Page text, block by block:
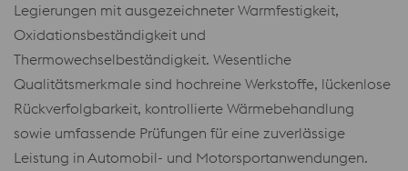
Legierungen mit ausgezeichneter Warmfestigkeit,
Oxidationsbeständigkeit und
Thermowechselbeständigkeit. Wesentliche
Qualitätsmerkmale sind hochreine Werkstoffe, lückenlose
Rückverfolgbarkeit, kontrollierte Wärmebehandlung
sowie umfassende Prüfungen für eine zuverlässige
Leistung in Automobil- und Motorsportanwendungen.